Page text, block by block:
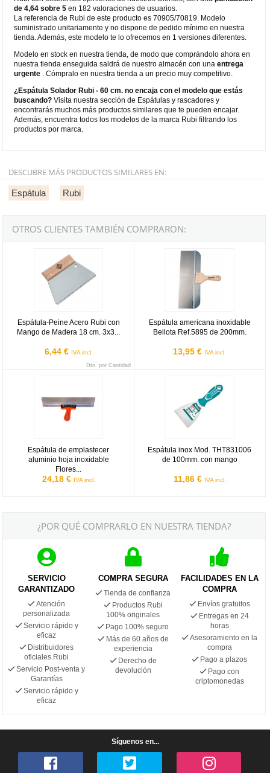
de 4,64 sobre 5 en 182 valoraciones de usuarios.
La referencia de Rubi de este producto es 70905/70819. Modelo
suministrado unitariamente y no dispone de pedido mínimo en nuestra
tienda. Además, este modelo te lo ofrecemos en 1 versiones diferentes.
Modelo en stock en nuestra tienda, de modo que comprándolo ahora en
nuestra tienda enseguida saldrá de nuestro almacén con unaentrega
urgente . Cómpralo en nuestra tienda a un precio muy competitivo.
¿Espátula Solador Rubi - 60 cm. no encaja con el modelo que estás
buscando? Visita nuestra sección de Espátulas y rascadores y
encontrarás muchos más productos similares que te pueden encajar.
Además, encuentra todos los modelos de la marca Rubi filtrando los
productos por marca.
DESCUBRE MÁS PRODUCTOS SIMILARES EN:
Espátula Rubi
OTROS CLIENTES TAMBIÉN COMPRARON:
Espátula-Peine Acero Rubi con
Mango de Madera 18 cm. 3x3...
6,44 € IVA incl.
Dto. por Cantidad
Espátula-Peine Acero Rubi con Mango de Madera 18 cm. 3x3 mm.
Espátula americana inoxidable
Bellota Ref.5895 de 200mm.
13,95 € IVA incl.
Espátula americana inoxidable
Espátula de emplastecer
aluminio hoja inoxidable
Flores...
24,18 € IVA incl.
Espátula inox Mod. THT831006
de 100mm. con mango
11,86 € IVA incl.
¿POR QUÉ COMPRARLO EN NUESTRA TIENDA?
SERVICIO
GARANTIZADO
Atención
personalizada
Servicio rápido y
eficaz
Distribuidores
oficiales Rubi
Servicio Post-venta y
Garantías
Servicio rápido y
eficaz
COMPRA SEGURA
Tienda de confianza
Productos Rubi
100% originales
Pago 100% seguro
Más de 60 años de
experiencia
Derecho de
devolución
FACILIDADES EN LA
COMPRA
Envíos gratuitos
Entregas en 24
horas
Asesoramiento en la
compra
Pago a plazos
Pago con
criptomonedas
Síguenos en...